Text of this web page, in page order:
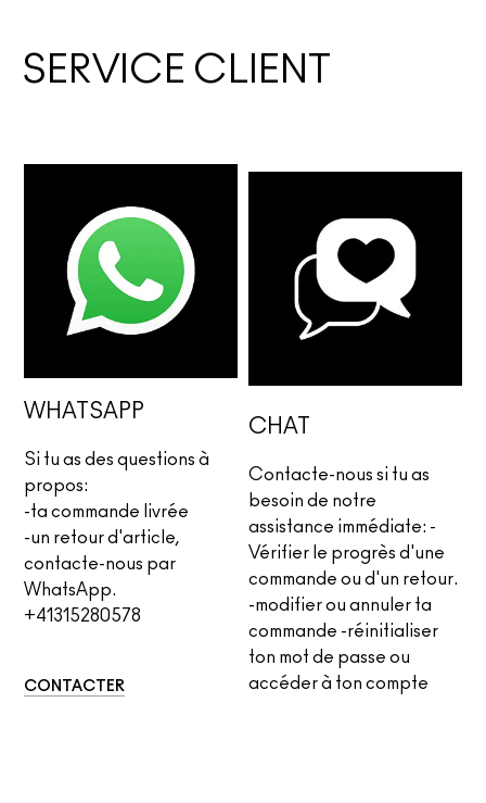
SERVICE CLIENT
WHATSAPP
Si tu as des questions à
propos:
-ta commande livrée
-un retour d'article,
contacte-nous par
WhatsApp.
+41315280578
CONTACTER
CHAT
Contacte-nous si tu as
besoin de notre
assistance immédiate: -
Vérifier le progrès d'une
commande ou d'un retour.
-modifier ou annuler ta
commande -réinitialiser
ton mot de passe ou
accéder à ton compte